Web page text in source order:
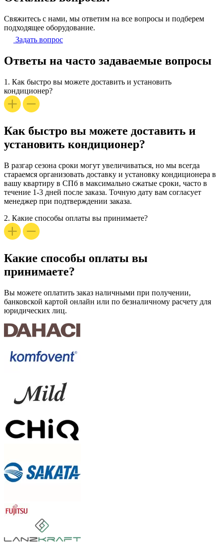
Свяжитесь с нами, мы ответим на все вопросы и подберем
подходящее оборудование.
Задать вопрос
Ответы на часто задаваемые вопросы
1. Как быстро вы можете доставить и установить
кондиционер?
Как быстро вы можете доставить и
установить кондиционер?
В разгар сезона сроки могут увеличиваться, но мы всегда
стараемся организовать доставку и установку кондиционера в
вашу квартиру в СПб в максимально сжатые сроки, часто в
течение 1-3 дней после заказа. Точную дату вам согласует
менеджер при подтверждении заказа.
2. Какие способы оплаты вы принимаете?
Какие способы оплаты вы
принимаете?
Вы можете оплатить заказ наличными при получении,
банковской картой онлайн или по безналичному расчету для
юридических лиц.